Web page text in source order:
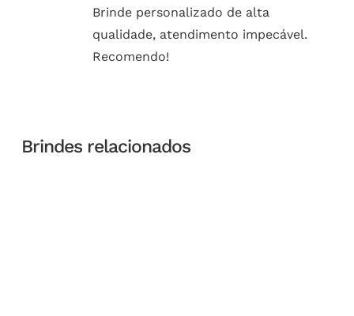
Brinde personalizado de alta
qualidade, atendimento impecável.
Recomendo!
Brindes relacionados